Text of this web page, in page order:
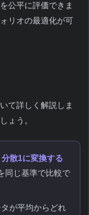
公平に評価できま
リオの最適化が可
て詳しく解説しま
ょう。
散1に変換する
同じ基準で比較で
が平均からどれ